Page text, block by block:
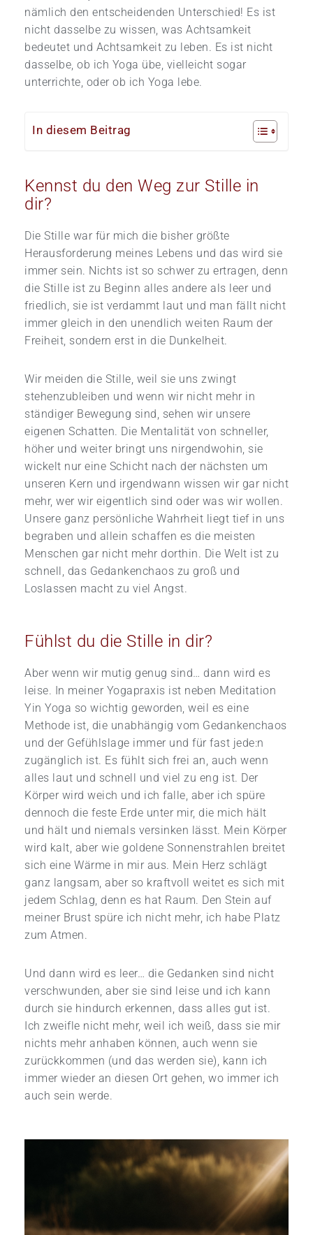
nämlich den entscheidenden Unterschied! Es ist
nicht dasselbe zu wissen, was Achtsamkeit
bedeutet und Achtsamkeit zu leben. Es ist nicht
dasselbe, ob ich Yoga übe, vielleicht sogar
unterrichte, oder ob ich Yoga lebe.
In diesem Beitrag
Kennst du den Weg zur Stille in
dir?
Die Stille war für mich die bisher größte
Herausforderung meines Lebens und das wird sie
immer sein. Nichts ist so schwer zu ertragen, denn
die Stille ist zu Beginn alles andere als leer und
friedlich, sie ist verdammt laut und man fällt nicht
immer gleich in den unendlich weiten Raum der
Freiheit, sondern erst in die Dunkelheit.
Wir meiden die Stille, weil sie uns zwingt
stehenzubleiben und wenn wir nicht mehr in
ständiger Bewegung sind, sehen wir unsere
eigenen Schatten. Die Mentalität von schneller,
höher und weiter bringt uns nirgendwohin, sie
wickelt nur eine Schicht nach der nächsten um
unseren Kern und irgendwann wissen wir gar nicht
mehr, wer wir eigentlich sind oder was wir wollen.
Unsere ganz persönliche Wahrheit liegt tief in uns
begraben und allein schaffen es die meisten
Menschen gar nicht mehr dorthin. Die Welt ist zu
schnell, das Gedankenchaos zu groß und
Loslassen macht zu viel Angst.
Fühlst du die Stille in dir?
Aber wenn wir mutig genug sind… dann wird es
leise. In meiner Yogapraxis ist neben Meditation
Yin Yoga so wichtig geworden, weil es eine
Methode ist, die unabhängig vom Gedankenchaos
und der Gefühlslage immer und für fast jede:n
zugänglich ist. Es fühlt sich frei an, auch wenn
alles laut und schnell und viel zu eng ist. Der
Körper wird weich und ich falle, aber ich spüre
dennoch die feste Erde unter mir, die mich hält
und hält und niemals versinken lässt. Mein Körper
wird kalt, aber wie goldene Sonnenstrahlen breitet
sich eine Wärme in mir aus. Mein Herz schlägt
ganz langsam, aber so kraftvoll weitet es sich mit
jedem Schlag, denn es hat Raum. Den Stein auf
meiner Brust spüre ich nicht mehr, ich habe Platz
zum Atmen.
Und dann wird es leer… die Gedanken sind nicht
verschwunden, aber sie sind leise und ich kann
durch sie hindurch erkennen, dass alles gut ist.
Ich zweifle nicht mehr, weil ich weiß, dass sie mir
nichts mehr anhaben können, auch wenn sie
zurückkommen (und das werden sie), kann ich
immer wieder an diesen Ort gehen, wo immer ich
auch sein werde.